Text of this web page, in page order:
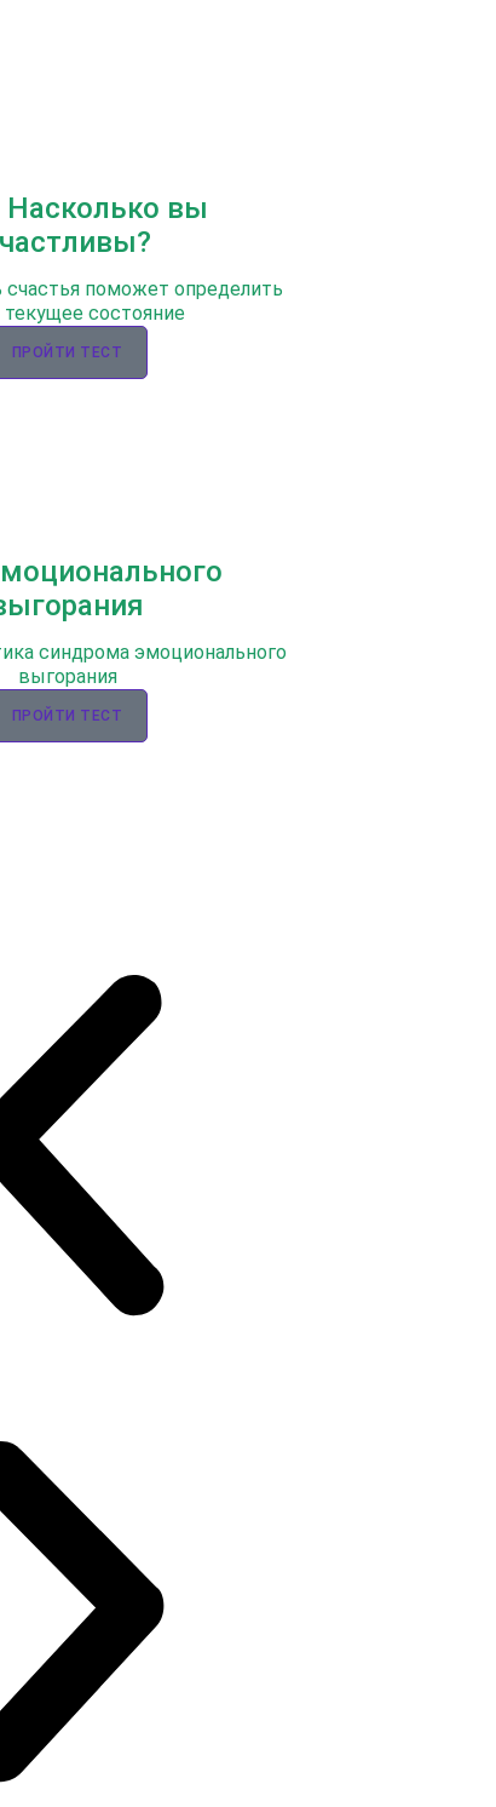
Насколько вы
счастья поможет определить
состояние
ПРОЙТИ ТЕСТ
синдрома эмоционального
выгорания
ПРОЙТИ ТЕСТ